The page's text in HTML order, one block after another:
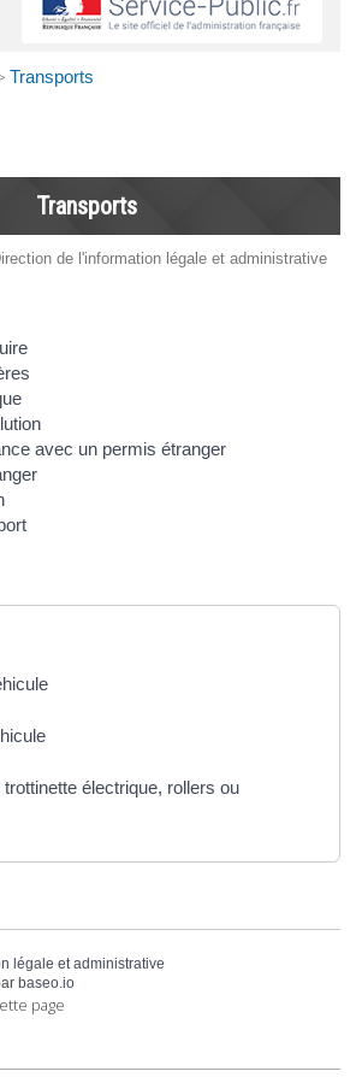
Transports
Transports
de l'information légale et administrative
avec un permis étranger
électrique, rollers ou
légale et administrative
baseo.io
page